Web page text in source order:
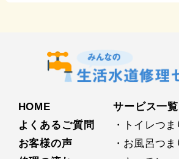
HOME
よくあるご質問
お客様の声
サービス⼀覧
・トイレつ
・お⾵呂つ